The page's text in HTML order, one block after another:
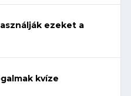
ezeket a
kvíze